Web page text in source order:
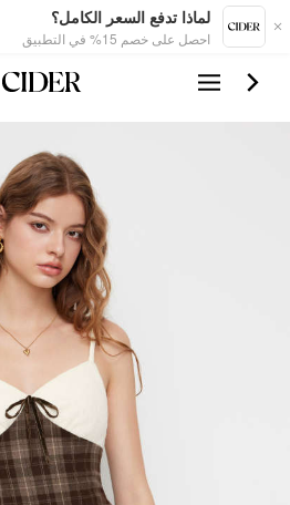
لماذا تدفع السعر الكامل؟
احصل على خصم 15% في التطبيق